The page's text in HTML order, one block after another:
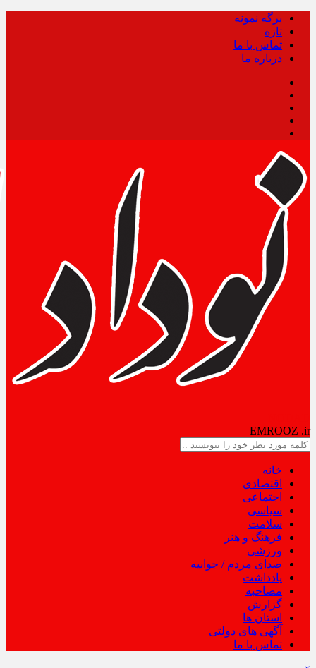
برگه نمونه
تازه
تماس با ما
درباره ما
EMROOZ .ir
خانه
اقتصادی
اجتماعی
سیاسی
سلامت
فرهنگ و هنر
ورزشی
صدای مردم / جوابیه
یادداشت
مصاحبه
گزارش
استان ها
آگهی های دولتی
تماس با ما